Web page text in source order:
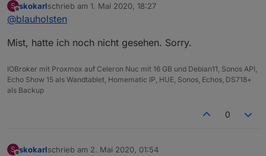
Gegenteil, ist erwünscht. Allerdings
kann ich nicht versprechen, alles
Ich hätte nicht viele Alarm Kontakte, aber
Gibt es doch schon....
S
Offline
skokarlschrieb am 1. Mai 2020, 18:27
zuletzt editiert von
@blauholsten
Mist, hatte ich noch nicht gesehen. Sorry.
IOBroker mit Proxmox auf Celeron Nuc mit 16 GB und Debian11, Sonos API,
Echo Show 15 als Wandtablet, Homematic IP, HUE, Sonos, Echos, DS718+
als Backup
0
S skokarlschrieb am 2. Mai 2020, 01:54